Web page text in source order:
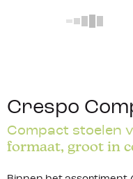
Crespo
Compact stoelen
formaat, groot in